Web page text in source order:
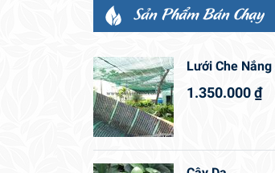
Sản Phẩm Bán Chạy
Lưới Che
1.350.000₫